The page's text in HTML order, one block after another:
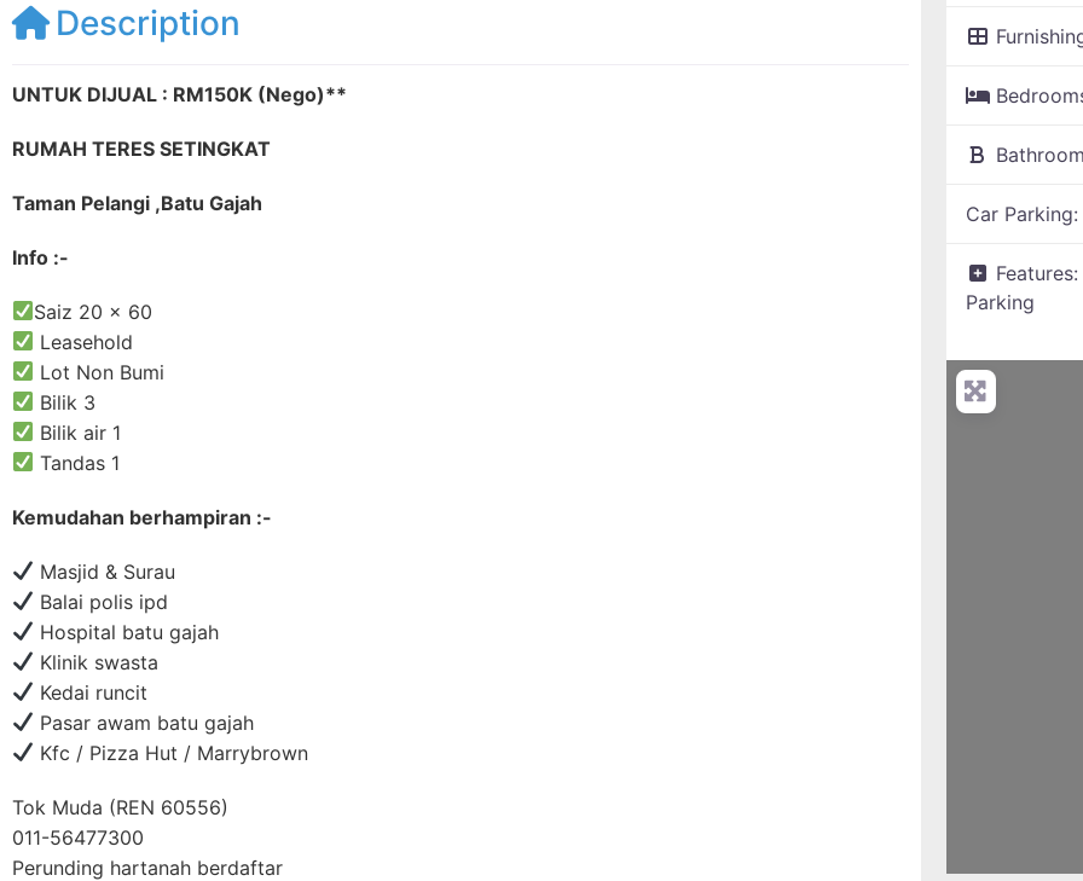
Description
UNTUK DIJUAL : RM150K (Nego)**
RUMAH TERES SETINGKAT
Taman Pelangi ,Batu Gajah
Info :-
Saiz 20 x 60
Leasehold
Lot Non Bumi
Bilik 3
Bilik air 1
Tandas 1
Kemudahan berhampiran :-
Masjid & Surau
Balai polis ipd
Hospital batu gajah
Klinik swasta
Kedai runcit
Pasar awam batu gajah
Kfc / Pizza Hut / Marrybrown
Tok Muda (REN 60556)
011-56477300
Perunding hartanah berdaftar
Car Parking:
Features:
Parking